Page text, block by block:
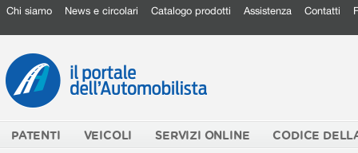
Chi siamo News e circolari Catalogo prodotti Assistenza Contatti
PATENTI VEICOLI SERVIZI ONLINE CODICE